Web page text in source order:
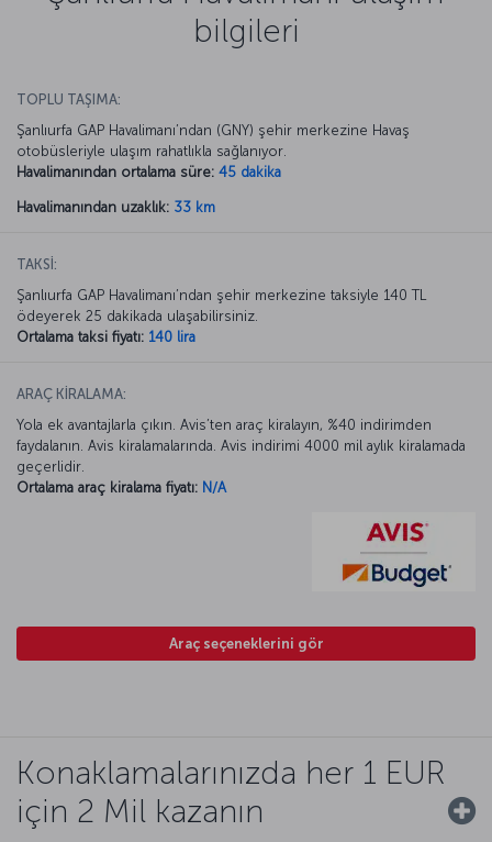
bilgileri
TOPLU TAŞIMA:
Şanlıurfa GAP Havalimanı’ndan (GNY) şehir merkezine Havaş
otobüsleriyle ulaşım rahatlıkla sağlanıyor.
Havalimanından ortalama süre: 45 dakika
Havalimanından uzaklık: 33 km
TAKSİ:
Şanlıurfa GAP Havalimanı’ndan şehir merkezine taksiyle 140 TL
ödeyerek 25 dakikada ulaşabilirsiniz.
Ortalama taksi fiyatı: 140 lira
ARAÇ KİRALAMA:
Yola ek avantajlarla çıkın. Avis’ten araç kiralayın, %40 indirimden
faydalanın. Avis kiralamalarında. Avis indirimi 4000 mil aylık kiralamada
geçerlidir.
Ortalama araç kiralama fiyatı: N/A
Araç seçeneklerini gör
Konaklamalarınızda her 1 EUR
için 2 Mil kazanın